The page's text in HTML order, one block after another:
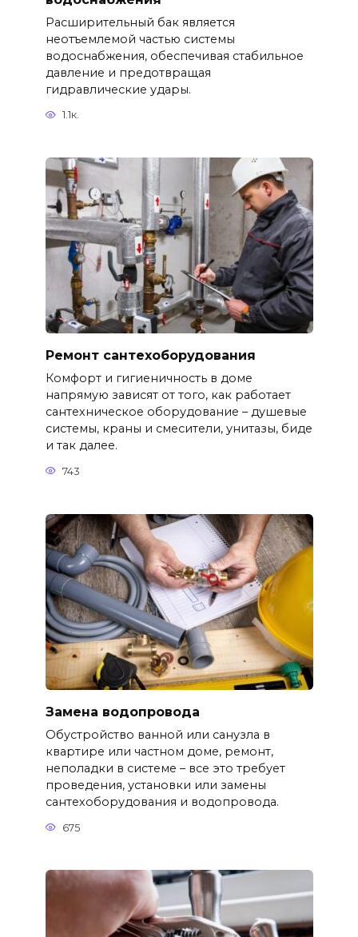
Расширительный бак является
неотъемлемой частью системы
водоснабжения, обеспечивая стабильное
давление и предотвращая
гидравлические удары.
1.1к.
Ремонт сантехоборудования
Комфорт и гигиеничность в доме
напрямую зависят от того, как работает
сантехническое оборудование – душевые
системы, краны и смесители, унитазы, биде
и так далее.
743
Замена водопровода
Обустройство ванной или санузла в
квартире или частном доме, ремонт,
неполадки в системе – все это требует
проведения, установки или замены
сантехоборудования и водопровода.
675